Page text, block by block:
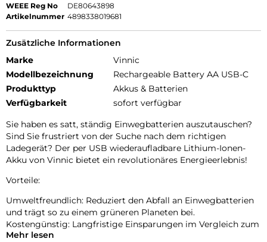
WEEE Reg No
DE80643898
Artikelnummer 4898338019681
Zusätzliche Informationen
Marke
Vinnic
Modellbezeichnung
Rechargeable Battery AA USB-C
Produkttyp
Akkus & Batterien
Verfügbarkeit
sofort verfügbar
Sie haben es satt, ständig Einwegbatterien auszutauschen?
Sind Sie frustriert von der Suche nach dem richtigen
Ladegerät? Der per USB wiederaufladbare Lithium-Ionen-
Akku von Vinnic bietet ein revolutionäres Energieerlebnis!
Vorteile:
Umweltfreundlich: Reduziert den Abfall an Einwegbatterien
und trägt so zu einem grüneren Planeten bei.
Kostengünstig: Langfristige Einsparungen im Vergleich zum
häufigen Kauf von Einwegbatterien.
Mehr lesen